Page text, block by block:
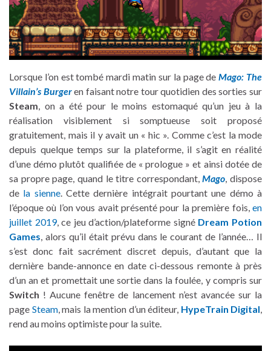
Lorsque l’on est tombé mardi matin sur la page deMago: The
Villain’s Burgeren faisant notre tour quotidien des sorties sur
Steam, on a été pour le moins estomaqué qu’un jeu à la
réalisation visiblement si somptueuse soit proposé
gratuitement, mais il y avait un « hic ». Comme c’est la mode
depuis quelque temps sur la plateforme, il s’agit en réalité
d’une démo plutôt qualifiée de « prologue » et ainsi dotée de
sa propre page, quand le titre correspondant,Mago, dispose
de la sienne. Cette dernière intégrait pourtant une démo à
l’époque où l’on vous avait présenté pour la première fois, en
juillet 2019, ce jeu d’action/plateforme signé Dream Potion
Games, alors qu’il était prévu dans le courant de l’année… Il
s’est donc fait sacrément discret depuis, d’autant que la
dernière bande-annonce en date ci-dessous remonte à près
d’un an et promettait une sortie dans la foulée, y compris sur
Switch ! Aucune fenêtre de lancement n’est avancée sur la
page Steam, mais la mention d’un éditeur, HypeTrain Digital,
rend au moins optimiste pour la suite.